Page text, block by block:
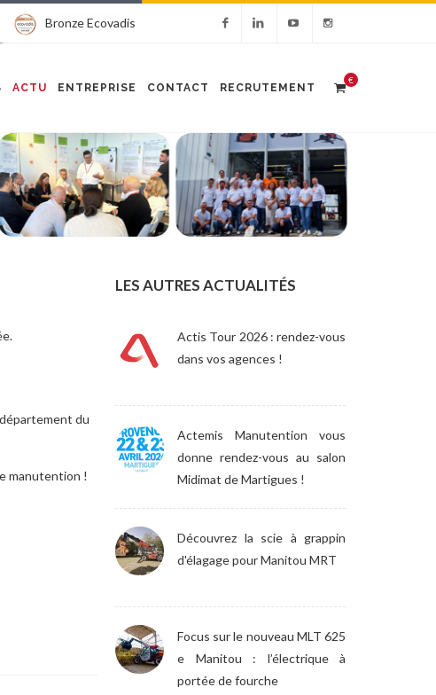
Bronze Ecovadis
ACTU ENTREPRISE CONTACT RECRUTEMENT
€
du
manutention !
LES AUTRES ACTUALITÉS
Actis Tour 2026 : rendez-vous
dans vos agences !
Actemis Manutention vous
donne rendez-vous au salon
Midimat de Martigues !
Découvrez la scie à grappin
d'élagage pour Manitou MRT
Focus sur le nouveau MLT 625
e Manitou : l’électrique à
portée de fourche